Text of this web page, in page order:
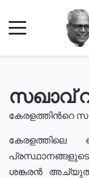
സഖാവ്
കേരളത്തിൻറെ
കേരളത്തിലെ
ശങ്കരൻ